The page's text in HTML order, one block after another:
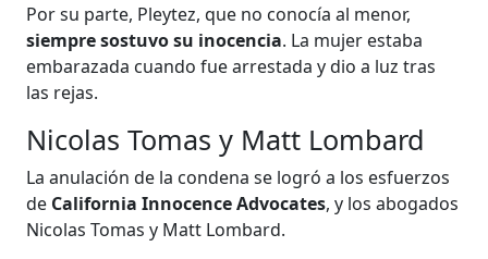
Por su parte, Pleytez, que no conocía al menor,
siempre sostuvo su inocencia. La mujer estaba
embarazada cuando fue arrestada y dio a luz tras
las rejas.
Nicolas Tomas y Matt Lombard
La anulación de la condena se logró a los esfuerzos
de California Innocence Advocates, y los abogados
Nicolas Tomas y Matt Lombard.